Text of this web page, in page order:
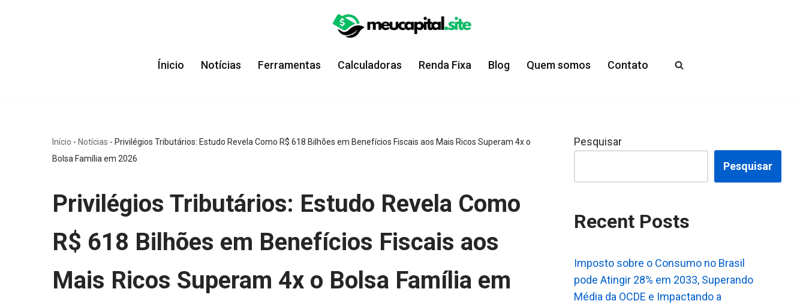
Ínicio Notícias Ferramentas Calculadoras Renda Fixa Blog Quem somos Contato
Início - Notícias - Privilégios Tributários: Estudo Revela Como R$ 618 Bilhões em Benefícios Fiscais aos Mais Ricos Superam 4x o
Bolsa Família em 2026
Privilégios Tributários: Estudo Revela Como
R$ 618 Bilhões em Benefícios Fiscais aos
Mais Ricos Superam 4x o Bolsa Família em
Pesquisar
Pesquisar
Recent Posts
Imposto sobre o Consumo no Brasil
pode Atingir 28% em 2033, Superando
Média da OCDE e Impactando a